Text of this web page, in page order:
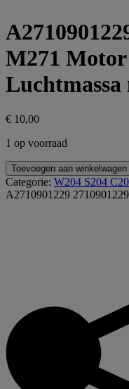
M271
€ 10,00
1 op voorraad
A2710901229
2710901229
M271
Toevoegen aan winkelwagen
Categorie: W204 S204
A2710901229 2710901229